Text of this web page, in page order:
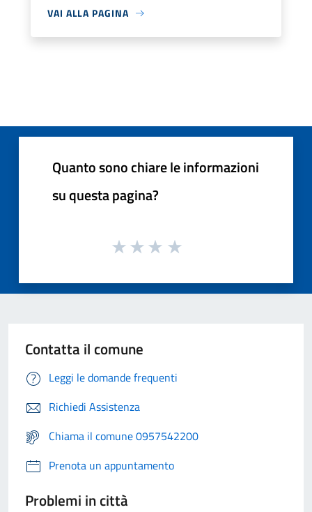
VAI ALLA PAGINA
Quanto sono chiare le informazioni
su questa pagina?
Contatta il comune
Leggi le domande frequenti
Richiedi Assistenza
Chiama il comune 0957542200
Prenota un appuntamento
Problemi in città